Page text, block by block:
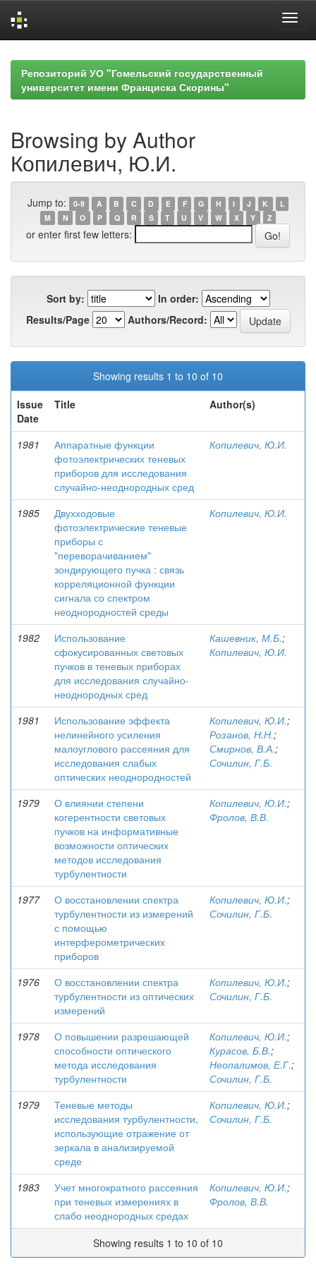
navigationРепозиторий УО "Гомельский государственный
университет имени Франциска Скорины"
Browsing by Author
Копилевич, Ю.И.
Jump to: 0-9 A B C D E F G H I J K
L
M
N O P Q R S T U V W X Y Z
or enter first few letters:
Sort by:
In order:
Results/Page
Authors/Record:
Showing results 1 to 10 of 10
Issue
Date
Title Author(s)
1981
Аппаратные функции
фотоэлектрических теневых
приборов для исследования
случайно-неоднородных сред
Копилевич, Ю.И.
1985
Двухходовые
фотоэлектрические теневые
приборы с
"переворачиванием"
зондирующего пучка : связь
корреляционной функции
сигнала со спектром
неоднородностей среды
Копилевич, Ю.И.
1982
Использование
сфокусированных световых
пучков в теневых приборах
для исследования случайно-
неоднородных сред
Кашевник, М.Б.;
Копилевич, Ю.И.
1981
Использование эффекта
нелинейного усиления
малоуглового рассеяния для
исследования слабых
оптических неоднородностей
Копилевич, Ю.И.;
Розанов, Н.Н.;
Смирнов, В.А.;
Сочилин, Г.Б.
1979
О влиянии степени
когерентности световых
пучков на информативные
возможности оптических
методов исследования
турбулентности
Копилевич, Ю.И.;
Фролов, В.В.
1977
О восстановлении спектра
турбулентности из измерений
с помощью
интерферометрических
приборов
Копилевич, Ю.И.;
Сочилин, Г.Б.
1976
О восстановлении спектра
турбулентности из оптических
измерений
Копилевич, Ю.И.;
Сочилин, Г.Б.
1978
О повышении разрешающей
способности оптического
метода исследования
турбулентности
Копилевич, Ю.И.;
Курасов, Б.В.;
Неопалимов, Е.Г.;
Сочилин, Г.Б.
1979
Теневые методы
исследования турбулентности,
использующие отражение от
зеркала в анализируемой
среде
Копилевич, Ю.И.;
Сочилин, Г.Б.
1983
Учет многократного рассеяния
при теневых измерениях в
слабо неоднородных средах
Копилевич, Ю.И.;
Фролов, В.В.
Showing results 1 to 10 of 10